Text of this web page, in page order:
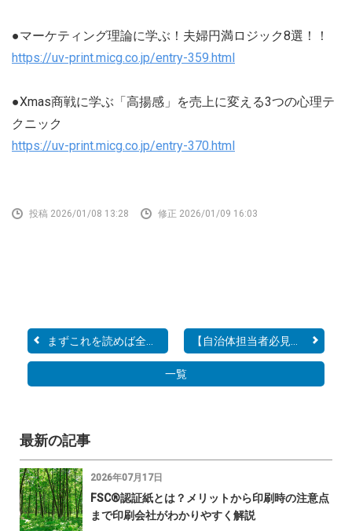
●マーケティング理論に学ぶ！夫婦円満ロジック8選！！
https://uv-print.micg.co.jp/entry-359.html
●Xmas商戦に学ぶ「高揚感」を売上に変える3つの心理テ
クニック
https://uv-print.micg.co.jp/entry-370.html
投稿 2026/01/08 13:28 修正 2026/01/09 16:03
まずこれを読めば全体がつ...
一覧
最新の記事
2026年07月17日
FSC®認証紙とは？メリットから印刷時の注意点
まで印刷会社がわかりやすく解説